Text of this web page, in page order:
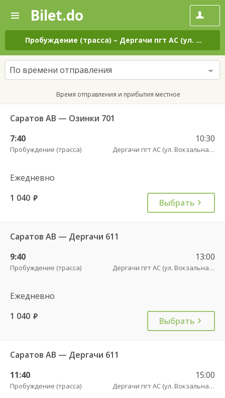
—
Поиск
и
покупка
билетов
на
автобус
онлайн
Bilet.do
Пробуждение (трасса) – Дергачи пгт АС (ул. Вокзальная, 5А)
По времени отправления
Время отправления и прибытия местное
Саратов АВ — Озинки 701
7:40
Пробуждение (трасса)
10:30
Дергачи пгт АС (ул. Вокзальная, 5А)
Ежедневно
1 040 руб. Выбрать
Саратов АВ — Дергачи 611
9:40
Пробуждение (трасса)
13:00
Дергачи пгт АС (ул. Вокзальная, 5А)
Ежедневно
1 040 руб. Выбрать
Саратов АВ — Дергачи 611
11:40
Пробуждение (трасса)
15:00
Дергачи пгт АС (ул. Вокзальная, 5А)